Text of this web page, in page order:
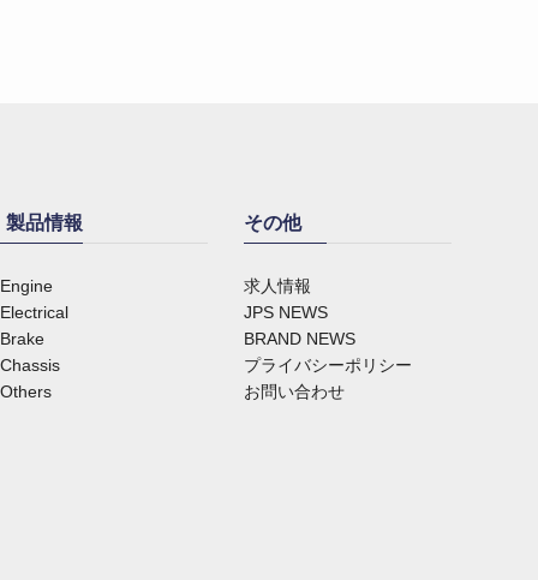
製品情報
Engine
Electrical
Brake
Chassis
Others
その他
求人情報
JPS NEWS
BRAND NEWS
プライバシーポリシー
お問い合わせ